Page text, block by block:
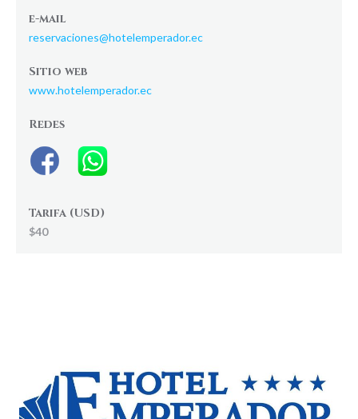
e-mail
reservaciones@hotelemperador.ec
Sitio web
www.hotelemperador.ec
Redes
Tarifa (USD)
$40